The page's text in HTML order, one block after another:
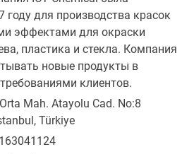
году для производства красок
эффектами для окраски
пластика и стекла. Компания
новые продукты в
клиентов.
Mah. Atayolu Cad. No:8
Türkiye